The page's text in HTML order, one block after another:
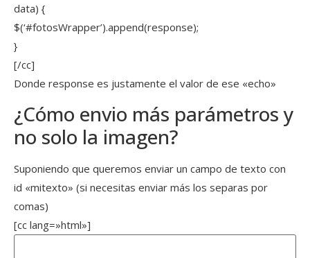
data) {
$(‘#fotosWrapper’).append(response);
}
[/cc]
Donde response es justamente el valor de ese «echo»
¿Cómo envio más parámetros y
no solo la imagen?
Suponiendo que queremos enviar un campo de texto con
id «mitexto» (si necesitas enviar más los separas por
comas)
[cc lang=»html»]